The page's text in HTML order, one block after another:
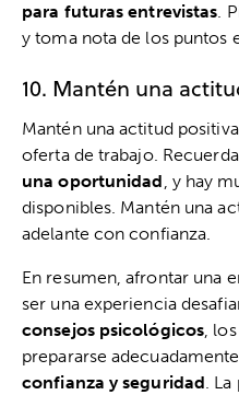
para futuras entrevistas.
y toma nota de los puntos
10. Mantén una
Mantén una actitud
oferta de trabajo.
una oportunidad, y hay
disponibles. Mantén una
adelante con confianza.
En resumen, afrontar una
ser una experiencia
consejos psicológicos,
prepararse
confianza y seguridad. La